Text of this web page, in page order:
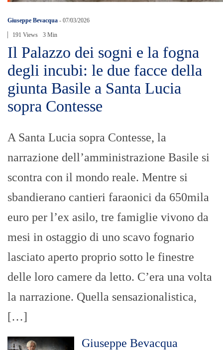
Giuseppe Bevacqua - 07/03/2026
191 Views 3 Min
Il Palazzo dei sogni e la fogna
degli incubi: le due facce della
giunta Basile a Santa Lucia
sopra Contesse
A Santa Lucia sopra Contesse, la
narrazione dell’amministrazione Basile si
scontra con il mondo reale. Mentre si
sbandierano cantieri faraonici da 650mila
euro per l’ex asilo, tre famiglie vivono da
mesi in ostaggio di uno scavo fognario
lasciato aperto proprio sotto le finestre
delle loro camere da letto. C’era una volta
la narrazione. Quella sensazionalistica,
[…]
Giuseppe Bevacqua